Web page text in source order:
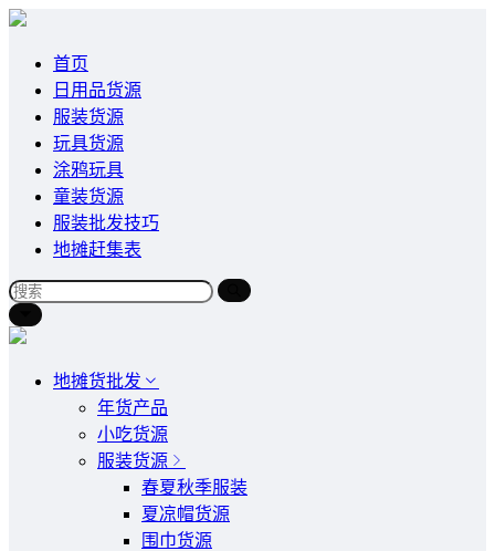
首页
日用品货源
服装货源
玩具货源
涂鸦玩具
童装货源
服装批发技巧
地摊赶集表
地摊货批发
年货产品
小吃货源
服装货源
春夏秋季服装
夏凉帽货源
围巾货源